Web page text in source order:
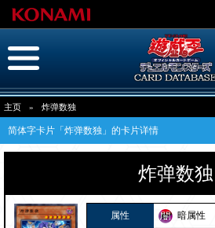
主页 » 炸弹数独
简体字卡片「炸弹数独」的卡片详情
炸弹数独
属性 暗属性